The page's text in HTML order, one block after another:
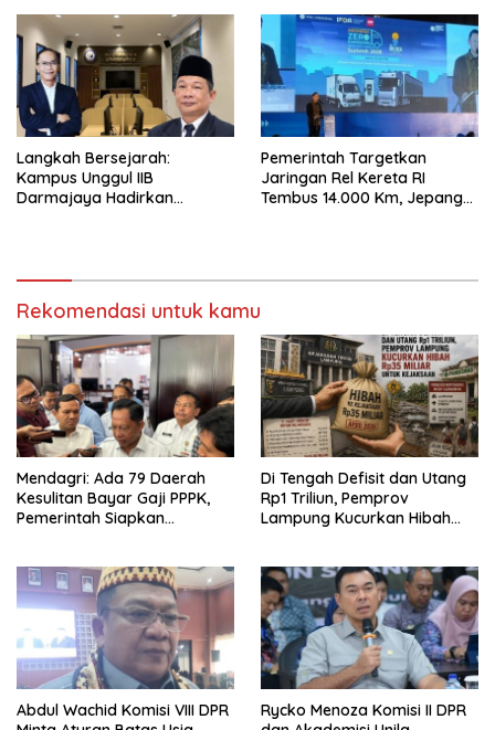
Langkah Bersejarah:
Kampus Unggul IIB
Darmajaya Hadirkan
Pemerintah Targetkan
Jaringan Rel Kereta RI
Tembus 14.000 Km, Jepang
Rekomendasi untuk kamu
Mendagri: Ada 79 Daerah
Kesulitan Bayar Gaji PPPK,
Pemerintah Siapkan
Di Tengah Defisit dan Utang
Rp1 Triliun, Pemprov
Lampung Kucurkan Hibah
Abdul Wachid Komisi VIII DPR
Rycko Menoza Komisi II DPR